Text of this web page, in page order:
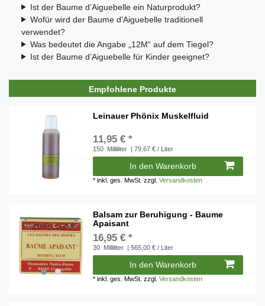
Ist der Baume d’Aiguebelle ein Naturprodukt?
Wofür wird der Baume d’Aiguebelle traditionell
verwendet?
Was bedeutet die Angabe „12M“ auf dem Tiegel?
Ist der Baume d’Aiguebelle für Kinder geeignet?
Empfohlene Produkte
Leinauer Phönix Muskelfluid
11,95 € *
150 Milliliter | 79,67 € / Liter
In den Warenkorb
*inkl. ges. MwSt. zzgl.Versandkosten
Balsam zur Beruhigung - Baume
Apaisant
16,95 € *
30 Milliliter | 565,00 € / Liter
In den Warenkorb
*inkl. ges. MwSt. zzgl.Versandkosten